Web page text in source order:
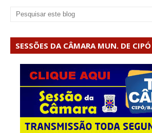
SESSÕES DA CÂMARA MUN. DE CIPÓ